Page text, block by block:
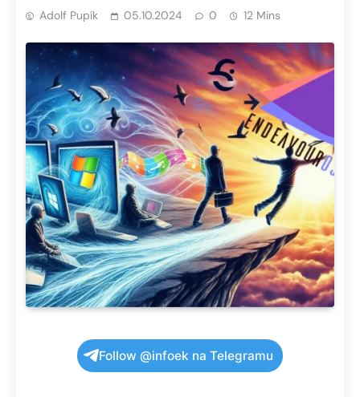
Adolf Pupík 05.10.2024 0 12 Mins
Follow @infoek na Telegramu